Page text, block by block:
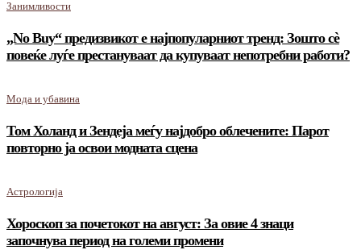
Занимливости
„No Buy“ предизвикот е најпопуларниот тренд: Зошто сè
повеќе луѓе престануваат да купуваат непотребни работи?
Мода и убавина
Том Холанд и Зендеја меѓу најдобро облечените: Парот
повторно ја освои модната сцена
Астрологија
Хороскоп за почетокот на август: За овие 4 знаци
започнува период на големи промени